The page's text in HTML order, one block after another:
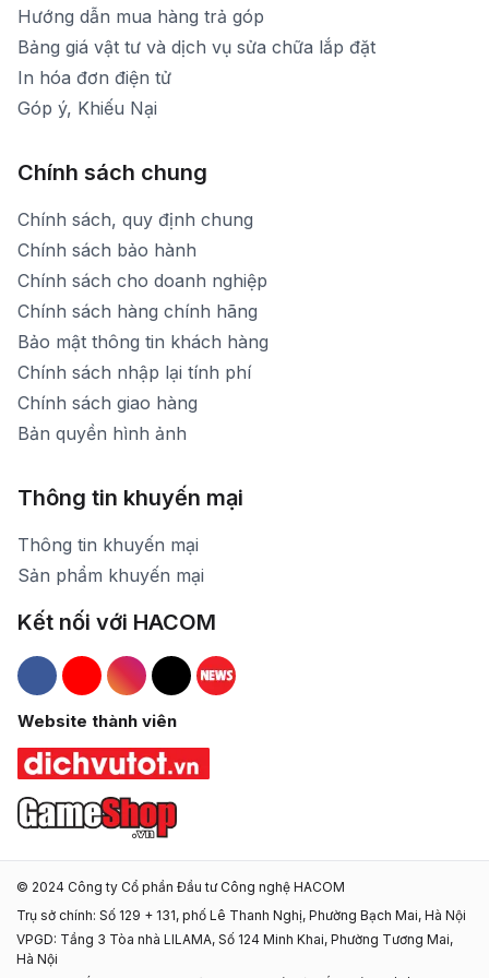
Hướng dẫn mua hàng trả góp
Bảng giá vật tư và dịch vụ sửa chữa lắp đặt
In hóa đơn điện tử
Góp ý, Khiếu Nại
Chính sách chung
Chính sách, quy định chung
Chính sách bảo hành
Chính sách cho doanh nghiệp
Chính sách hàng chính hãng
Bảo mật thông tin khách hàng
Chính sách nhập lại tính phí
Chính sách giao hàng
Bản quyền hình ảnh
Thông tin khuyến mại
Thông tin khuyến mại
Sản phẩm khuyến mại
Kết nối với HACOM
Hacom Facebook
Hacom YouTube
Hacom Instagram
Hacom TikTok
Website thành viên
© 2024 Công ty Cổ phần Đầu tư Công nghệ HACOM
Trụ sở chính: Số 129 + 131, phố Lê Thanh Nghị, Phường Bạch Mai, Hà Nội
VPGD: Tầng 3 Tòa nhà LILAMA, Số 124 Minh Khai, Phường Tương Mai,
Hà Nội